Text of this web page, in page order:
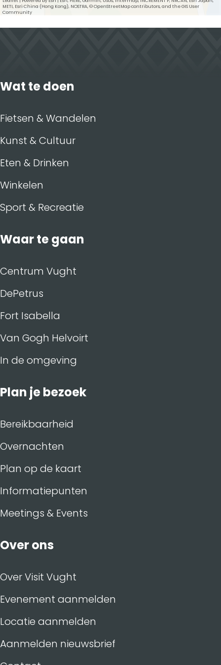
METI, Esri China (Hong Kong), NOSTRA, © OpenStreetMap contributors, and the GIS User
Community
Wat te doen
Fietsen & Wandelen
Kunst & Cultuur
Eten & Drinken
Winkelen
Sport & Recreatie
Waar te gaan
Centrum Vught
DePetrus
Fort Isabella
Van Gogh Helvoirt
In de omgeving
Plan je bezoek
Bereikbaarheid
Overnachten
Plan op de kaart
Informatiepunten
Meetings & Events
Over ons
Over Visit Vught
Evenement aanmelden
Locatie aanmelden
Aanmelden nieuwsbrief